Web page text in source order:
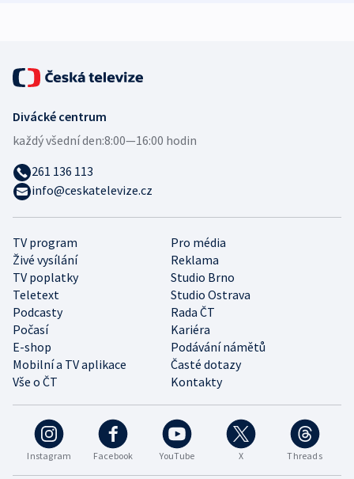
Instagram Facebook YouTube X Threads
TV program
Pro média
Živé vysílání
Reklama
TV poplatky
Studio Brno
Teletext
Studio Ostrava
Podcasty
Rada ČT
Počasí
Kariéra
E-shop
Podávání námětů
Mobilní a TV aplikace
Časté dotazy
Vše o ČT
Kontakty
Divácké centrum
každý všední den:8:00—16:00 hodin
261 136 113
info@ceskatelevize.cz